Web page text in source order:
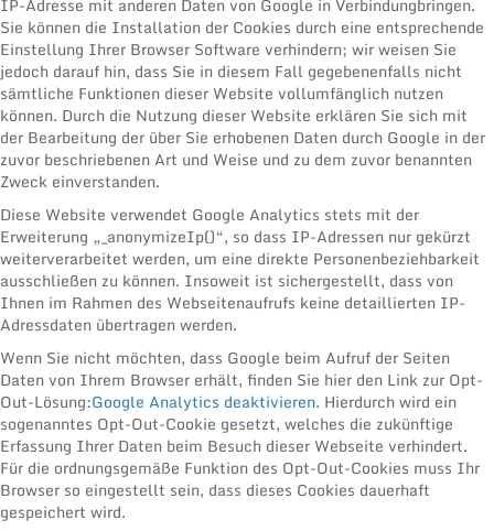
IP-Adresse mit anderen Daten von Google in Verbindungbringen.
Sie können die Installation der Cookies durch eine entsprechende
Einstellung Ihrer Browser Software verhindern; wir weisen Sie
jedoch darauf hin, dass Sie in diesem Fall gegebenenfalls nicht
sämtliche Funktionen dieser Website vollumfänglich nutzen
können. Durch die Nutzung dieser Website erklären Sie sich mit
der Bearbeitung der über Sie erhobenen Daten durch Google in der
zuvor beschriebenen Art und Weise und zu dem zuvor benannten
Zweck einverstanden.
Diese Website verwendet Google Analytics stets mit der
Erweiterung „_anonymizeIp()“, so dass IP-Adressen nur gekürzt
weiterverarbeitet werden, um eine direkte Personenbeziehbarkeit
ausschließen zu können. Insoweit ist sichergestellt, dass von
Ihnen im Rahmen des Webseitenaufrufs keine detaillierten IP-
Adressdaten übertragen werden.
Wenn Sie nicht möchten, dass Google beim Aufruf der Seiten
Daten von Ihrem Browser erhält, finden Sie hier den Link zur Opt-
Out-Lösung:Google Analytics deaktivieren. Hierdurch wird ein
sogenanntes Opt-Out-Cookie gesetzt, welches die zukünftige
Erfassung Ihrer Daten beim Besuch dieser Webseite verhindert.
Für die ordnungsgemäße Funktion des Opt-Out-Cookies muss Ihr
Browser so eingestellt sein, dass dieses Cookies dauerhaft
gespeichert wird.